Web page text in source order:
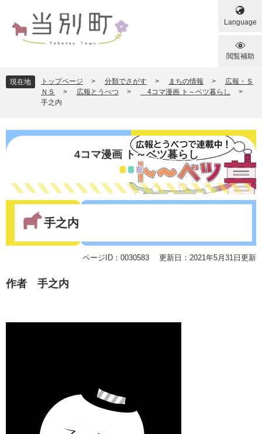
でば
文
Language
閲覧補助
現在地 トップページ > 分類でさがす > まちの情報 >
広報・Ｓ
ＮＳ
> 広報とうべつ > 4コマ漫画 ト～ベツ暮らし
>
手之内
4コマ漫画 ト～ベツ暮らし
手之内
ページID：0030583 更新日：2021年5月31日更新
作者 手之内